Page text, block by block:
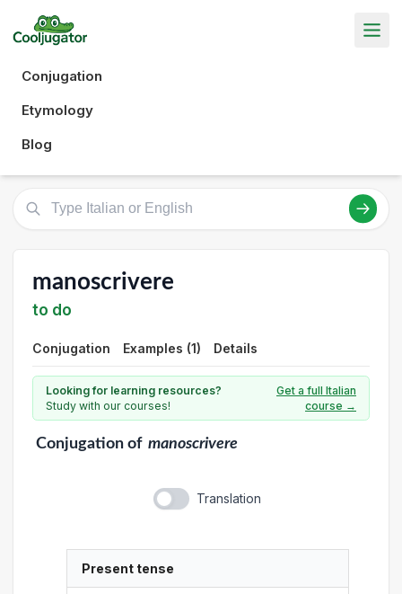
Conjugation
Etymology
Blog
manoscrivere
to do
Conjugation Examples (1) Details
Looking for learning resources?
Study with our courses!
Get a full Italian
course →
Conjugationof manoscrivere
Translation
Present tense